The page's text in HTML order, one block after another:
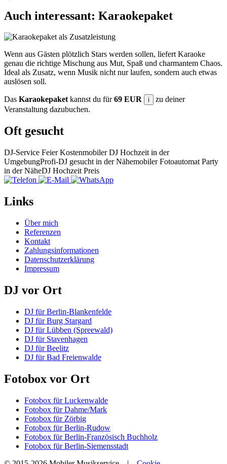
Auch interessant: Karaokepaket
Wenn aus Gästen plötzlich Stars werden sollen, liefert Karaoke
genau die richtige Mischung aus Mut, Spaß und charmantem Chaos.
Ideal als Zusatz, wenn Musik nicht nur laufen, sondern auch etwas
auslösen soll.
Das Karaokepaketkannst du für69 EUR i
zu deiner
Veranstaltung dazubuchen.
Oft gesucht
DJ-Service Feier Kostenmobiler DJ Hochzeit in der
UmgebungProfi-DJ gesucht in der Nähemobiler Fotoautomat Party
in der NäheDJ Hochzeit Preis
Links
Über mich
Referenzen
Kontakt
Zahlungsinformationen
Datenschutzerklärung
Impressum
DJ vor Ort
DJ für Berlin-Blankenfelde
DJ für Burg Stargard
DJ für Lübben (Spreewald)
DJ für Stavenhagen
DJ für Beelitz
DJ für Bad Freienwalde
Fotobox vor Ort
Fotobox für Luckenwalde
Fotobox für Dahme/Mark
Fotobox für Zörbig
Fotobox für Berlin-Rudow
Fotobox für Berlin-Französisch Buchholz
Fotobox für Berlin-Siemensstadt